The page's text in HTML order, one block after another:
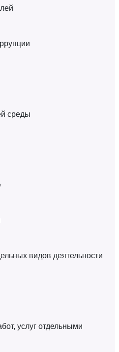
среды
видов деятельности
услуг отдельными